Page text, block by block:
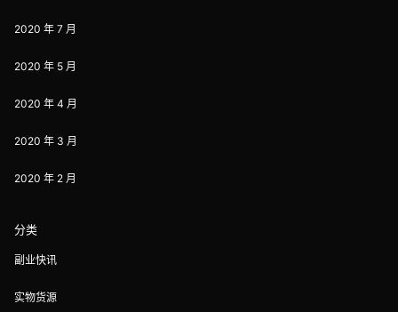
2020 年 7 月
2020 年 5 月
2020 年 4 月
2020 年 3 月
2020 年 2 月
分类
副业快讯
实物货源